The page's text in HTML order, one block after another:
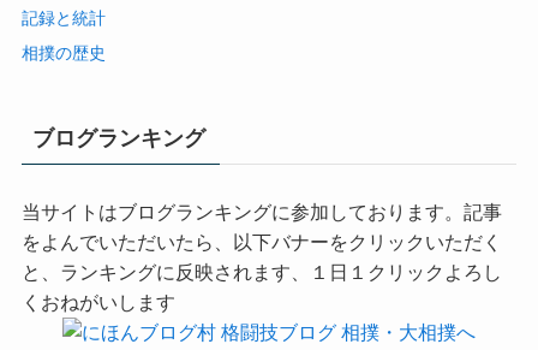
記録と統計
相撲の歴史
ブログランキング
当サイトはブログランキングに参加しております。記事
をよんでいただいたら、以下バナーをクリックいただく
と、ランキングに反映されます、１日１クリックよろし
くおねがいします